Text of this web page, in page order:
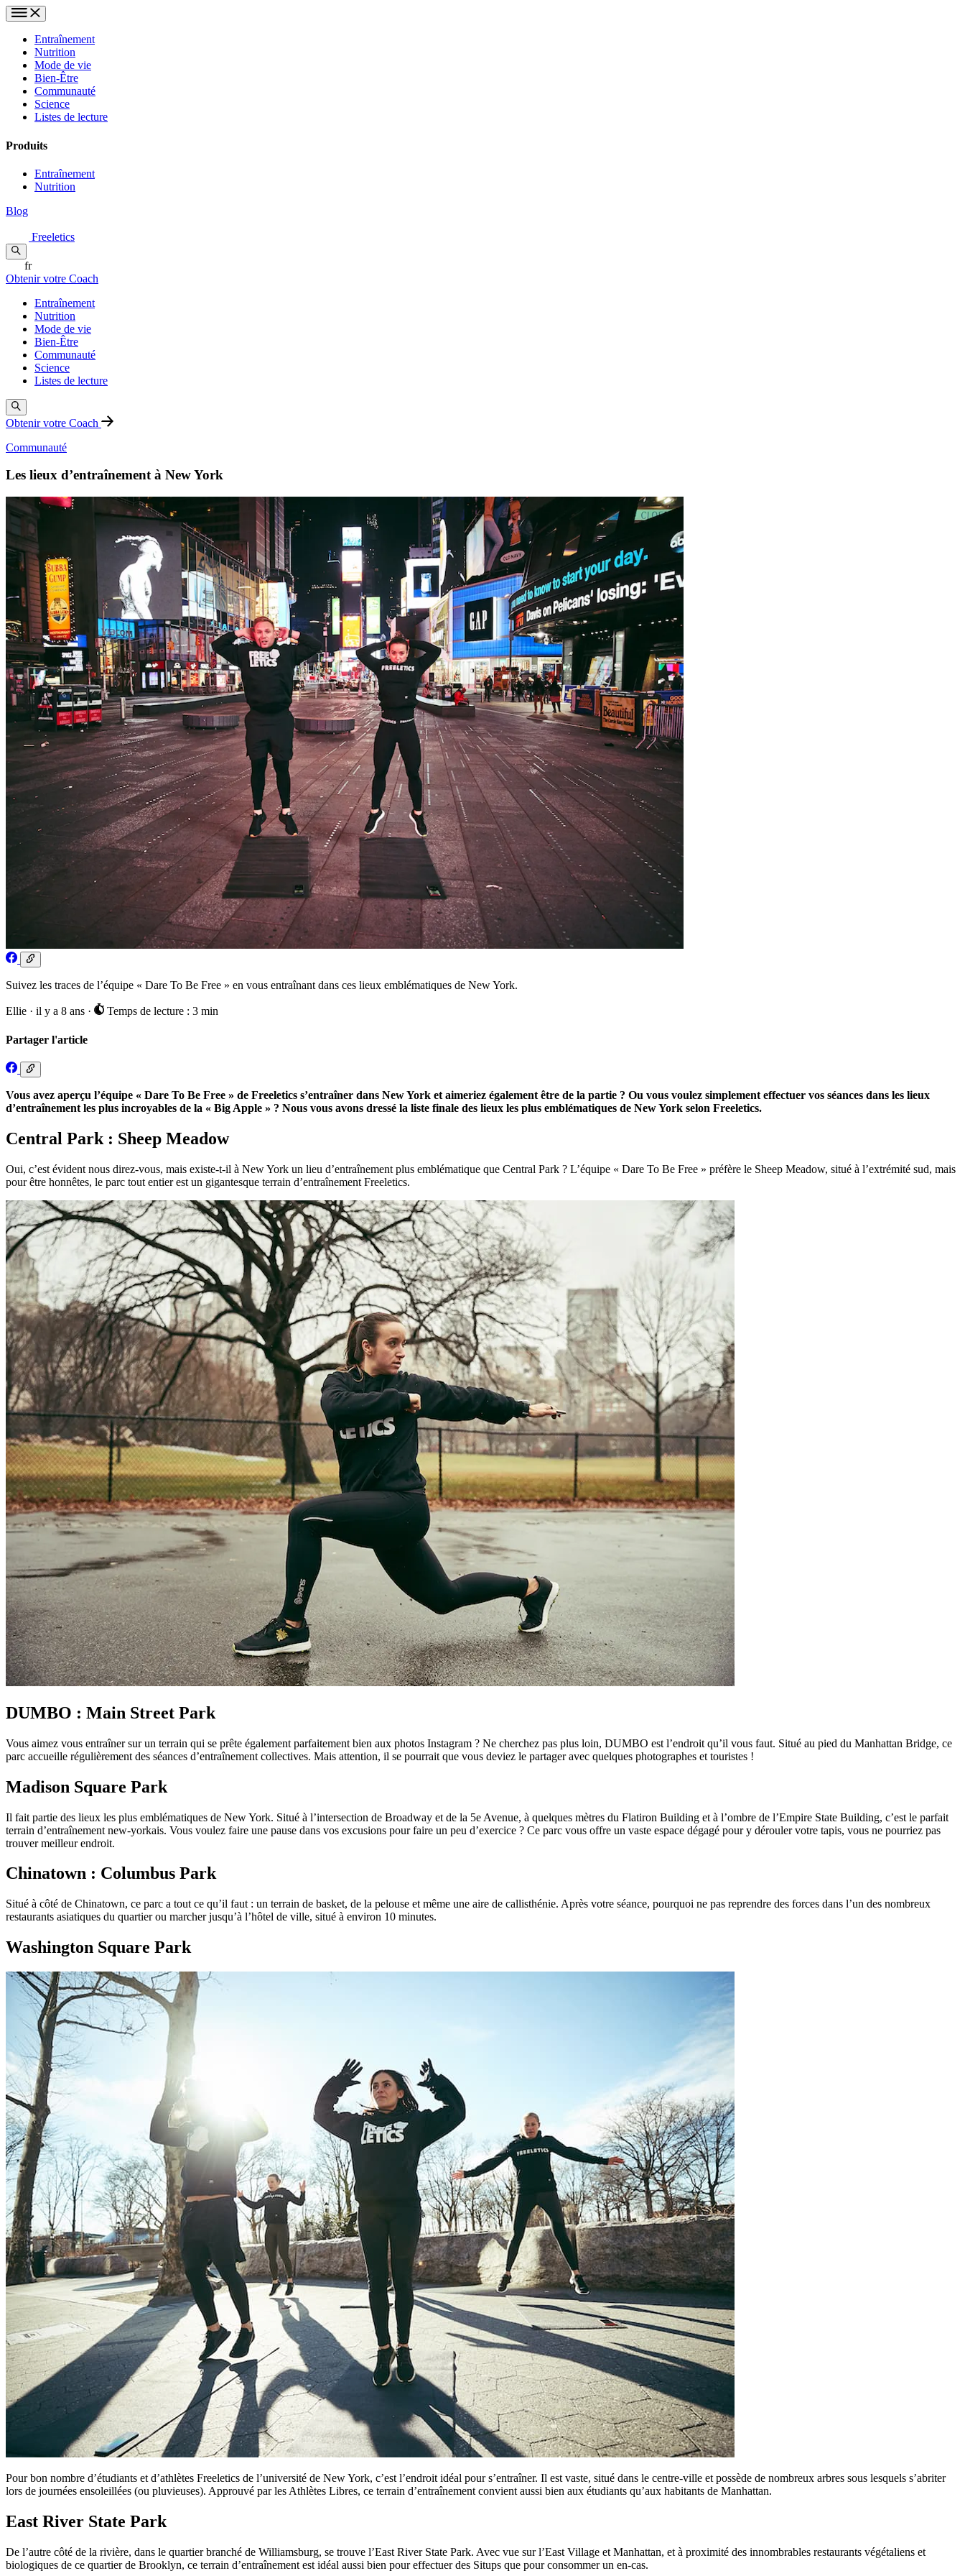
Entraînement
Nutrition
Mode de vie
Bien-Être
Communauté
Science
Listes de lecture
Produits
Entraînement
Nutrition
Blog
Freeletics
fr
Obtenir votre Coach
Entraînement
Nutrition
Mode de vie
Bien-Être
Communauté
Science
Listes de lecture
Obtenir votre Coach
Communauté
Les lieux d’entraînement à New York
Suivez les traces de l’équipe « Dare To Be Free » en vous entraînant dans ces lieux emblématiques de New York.
Ellie · il y a 8 ans · Temps de lecture : 3 min
Partager l'article
Vous avez aperçu l’équipe « Dare To Be Free » de Freeletics s’entraîner dans New York et aimeriez également être de la partie ? Ou vous voulez simplement effectuer vos séances dans les lieux
d’entraînement les plus incroyables de la « Big Apple » ? Nous vous avons dressé la liste finale des lieux les plus emblématiques de New York selon Freeletics.
Central Park : Sheep Meadow
Oui, c’est évident nous direz-vous, mais existe-t-il à New York un lieu d’entraînement plus emblématique que Central Park ? L’équipe « Dare To Be Free » préfère le Sheep Meadow, situé à l’extrémité sud, mais
pour être honnêtes, le parc tout entier est un gigantesque terrain d’entraînement Freeletics.
DUMBO : Main Street Park
Vous aimez vous entraîner sur un terrain qui se prête également parfaitement bien aux photos Instagram ? Ne cherchez pas plus loin, DUMBO est l’endroit qu’il vous faut. Situé au pied du Manhattan Bridge, ce
parc accueille régulièrement des séances d’entraînement collectives. Mais attention, il se pourrait que vous deviez le partager avec quelques photographes et touristes !
Madison Square Park
Il fait partie des lieux les plus emblématiques de New York. Situé à l’intersection de Broadway et de la 5e Avenue, à quelques mètres du Flatiron Building et à l’ombre de l’Empire State Building, c’est le parfait
terrain d’entraînement new-yorkais. Vous voulez faire une pause dans vos excusions pour faire un peu d’exercice ? Ce parc vous offre un vaste espace dégagé pour y dérouler votre tapis, vous ne pourriez pas
trouver meilleur endroit.
Chinatown : Columbus Park
Situé à côté de Chinatown, ce parc a tout ce qu’il faut : un terrain de basket, de la pelouse et même une aire de callisthénie. Après votre séance, pourquoi ne pas reprendre des forces dans l’un des nombreux
restaurants asiatiques du quartier ou marcher jusqu’à l’hôtel de ville, situé à environ 10 minutes.
Washington Square Park
Pour bon nombre d’étudiants et d’athlètes Freeletics de l’université de New York, c’est l’endroit idéal pour s’entraîner. Il est vaste, situé dans le centre-ville et possède de nombreux arbres sous lesquels s’abriter
lors de journées ensoleillées (ou pluvieuses). Approuvé par les Athlètes Libres, ce terrain d’entraînement convient aussi bien aux étudiants qu’aux habitants de Manhattan.
East River State Park
De l’autre côté de la rivière, dans le quartier branché de Williamsburg, se trouve l’East River State Park. Avec vue sur l’East Village et Manhattan, et à proximité des innombrables restaurants végétaliens et
biologiques de ce quartier de Brooklyn, ce terrain d’entraînement est idéal aussi bien pour effectuer des Situps que pour consommer un en-cas.